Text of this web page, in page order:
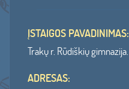
ĮSTAIGOS PAVADINIMAS:
Trakų r. Rūdiškių gimnazija.
ADRESAS: